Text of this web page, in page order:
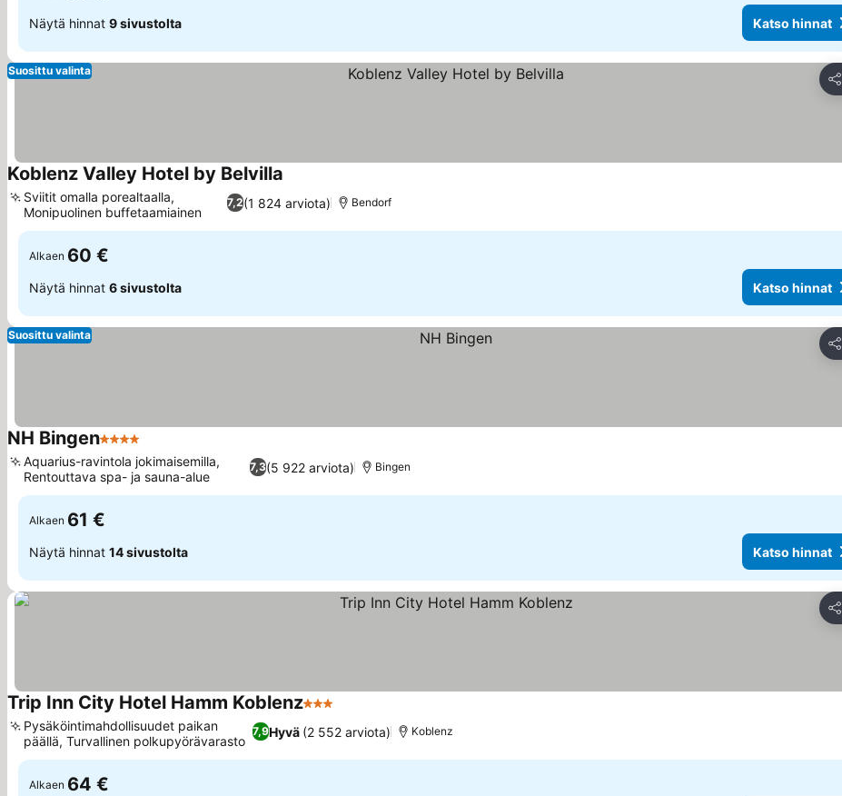
Näytä hinnat 9 sivustolta Katso hinnat
Jaa
Suosittu valinta
Koblenz Valley Hotel by Belvilla
7,2(1 824 arviota)
Sviitit omalla porealtaalla,
Monipuolinen buffetaamiainen
Bendorf
Alkaen 60 €
Näytä hinnat 6 sivustolta Katso hinnat
Jaa
Suosittu valinta
NH Bingen4 Tähtiluokitus
7,3(5 922 arviota)
Aquarius-ravintola jokimaisemilla,
Rentouttava spa- ja sauna-alue
Bingen
Alkaen 61 €
Näytä hinnat 14 sivustolta Katso hinnat
Jaa
Trip Inn City Hotel Hamm Koblenz3 Tähtiluokitus
7,9Hyvä (2 552 arviota)
Pysäköintimahdollisuudet paikan
päällä, Turvallinen polkupyörävarasto
Koblenz
Alkaen 64 €